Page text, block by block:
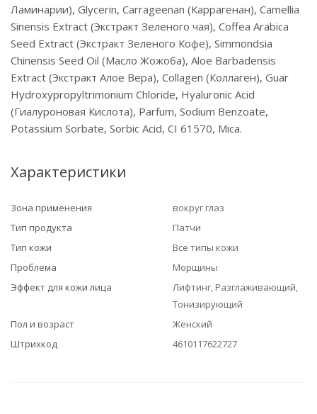
Ламинарии), Glycerin, Carrageenan (Каррагенан), Camellia
Sinensis Extract (Экстракт Зеленого чая), Coffea Arabica
Seed Extract (Экстракт Зеленого Кофе), Simmondsia
Chinensis Seed Oil (Масло Жожоба), Aloe Barbadensis
Extract (Экстракт Алое Вера), Collagen (Коллаген), Guar
Hydroxypropyltrimonium Chloride, Hyaluronic Acid
(Гиалуроновая Кислота), Parfum, Sodium Benzoate,
Potassium Sorbate, Sorbic Acid, CI 61570, Mica.
Характеристики
Зона применения
вокруг глаз
Тип продукта
Патчи
Тип кожи
Все типы кожи
Проблема
Морщины
Эффект для кожи лица
Лифтинг, Разглаживающий,
Тонизирующий
Пол и возраст
Женский
Штрихкод
4610117622727